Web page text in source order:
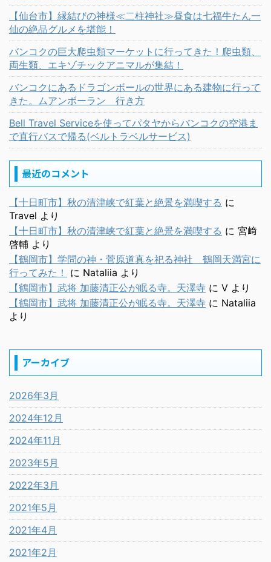
【仙台市】縁結びの神様≪二柱神社≫昼食は七福牛たん一
仙の絶品グルメを堪能！
バンコクの巨大爬虫類マーケットに行ってきた！爬虫類、
両生類、エキゾチックアニマルが集結！
バンコクにあるドラゴンボールの世界にある建物に行って
きた。ムアンボーラン 行き方
Bell Travel Serviceを使ってパタヤからバンコクの空港ま
で直行バスで帰る(ベルトラベルサービス)
最近のコメント
【十日町市】秋の清津峡で紅葉と絶景を満喫する に
Travel より
【十日町市】秋の清津峡で紅葉と絶景を満喫する に 宮﨑
啓輔 より
【鶴岡市】学問の神・菅原道真を祀る神社 鶴岡天満宮に
行ってみた！
に Nataliia より
【鶴岡市】武将 加藤清正公が眠る寺。天澤寺 に V より
【鶴岡市】武将 加藤清正公が眠る寺。天澤寺 に Nataliia
より
アーカイブ
2026年3月
2024年12月
2024年11月
2023年5月
2022年3月
2021年5月
2021年4月
2021年2月